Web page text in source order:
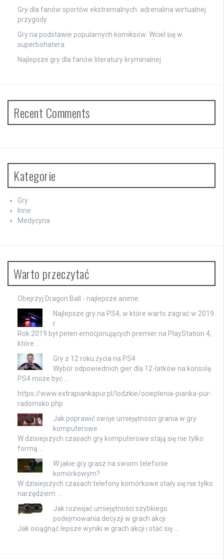
Gry dla fanów sportów ekstremalnych: adrenalina wirtualnej
przygody
Gry na podstawie popularnych komiksów: Wciel się w
superbohatera
Najlepsze gry dla fanów literatury kryminalnej
Recent Comments
Kategorie
Gry
Inne
Medycyna
Warto przeczytać
Obejrzyj Dragon Ball
- najlepsze anime.
Najlepsze gry na PS4, w które warto zagrać w 2019
r.
Rok 2019 był pełen emocjonujących premier na PlayStation 4,
które …
Gry z 12 roku życia na PS4
Wybór odpowiednich gier dla 12-latków na konsolę
PS4 może być …
https://www.extrapiankapur.pl/lodzkie/ocieplenia-pianka-pur-
radomsko.php
Jak poprawić swoje umiejętności grania w gry
komputerowe
W dzisiejszych czasach gry komputerowe stają się nie tylko
formą …
W jakie gry grasz na swoim telefonie
komórkowym?
W dzisiejszych czasach telefony komórkowe stały się nie tylko
narzędziem …
Jak rozwijać umiejętności szybkiego
podejmowania decyzji w grach akcji
Jak osiągnąć lepsze wyniki w grach akcji i stać się …